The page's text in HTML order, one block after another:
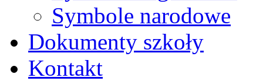
Symbole narodowe
Dokumenty szkoły
Kontakt